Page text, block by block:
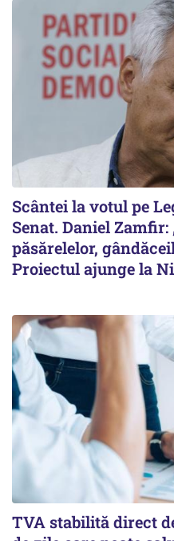
Scântei la votul pe
Senat. Daniel
păsărelelor,
Proiectul ajunge la
TVA stabilită direct